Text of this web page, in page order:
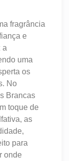
fragrância
e
a
uma
os
No
Brancas
toque de
as
para
onde